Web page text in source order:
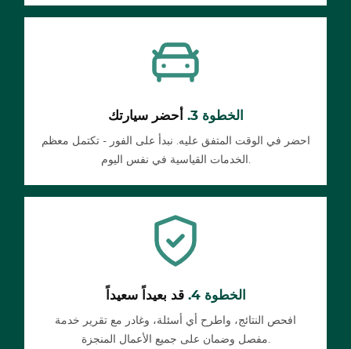
الخطوة 3. أحضر سيارتك
احضر في الوقت المتفق عليه. نبدأ على الفور - تكتمل معظم
الخدمات القياسية في نفس اليوم.
الخطوة 4. قد بعيداً سعيداً
افحص النتائج، واطرح أي أسئلة، وغادر مع تقرير خدمة
مفصل وضمان على جميع الأعمال المنجزة.